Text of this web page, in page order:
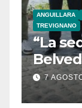
ANGUILLARA
TREVIGNANO
“La
7